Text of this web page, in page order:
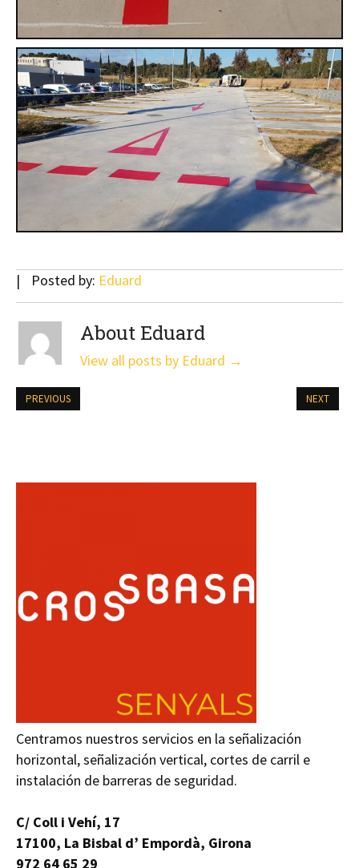
Posted by: Eduard
About Eduard
View all posts by Eduard →
PREVIOUS NEXT
Centramos nuestros servicios en la señalización
horizontal, señalización vertical, cortes de carril e
instalación de barreras de seguridad.
C/ Coll i Vehí, 17
17100, La Bisbal d’ Empordà, Girona
972 64 65 29